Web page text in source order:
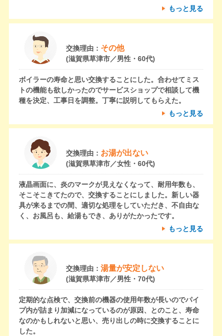
もっと見る
交換理由： その他
(滋賀県草津市／男性・60代)
ボイラーの寿命と思い交換することにした。合わせてミス
トの機能も欲しかったのでサービスショップで相談して機
種を決定、工事日を調整。丁寧に説明してもらえた。
もっと見る
交換理由： お湯が出ない
(滋賀県草津市／女性・60代)
液晶画面に、炎のマークが見えなくなって、耐用年数も、
そこそこきてたので、交換することにしました。新しい器
具が来るまでの間、適切な処理をしていただき、不自由な
く、お風呂も、給湯もでき、ありがたかったです。
もっと見る
交換理由： 湯量が安定しない
(滋賀県草津市／男性・70代)
定期的な点検で、交換前の機器の使用年数が長いのでパイ
プ内が詰まり加減になっているのが原因、とのこと、寿命
なのかもしれないと思い、売り出しの時に交換することに
した。